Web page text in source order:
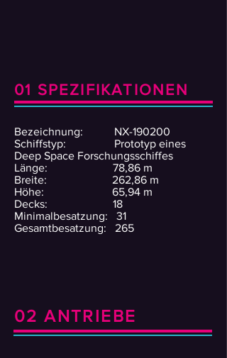
Bezeichnung: NX-190200
Schiffstyp: Prototyp eines
Deep Space Forschungsschiffes
Länge: 78,86 m
Breite: 262,86 m
Höhe: 65,94 m
Decks: 18
Minimalbesatzung: 31
Gesamtbesatzung: 265
01 SPEZIFIKATIONEN
02 ANTRIEBE